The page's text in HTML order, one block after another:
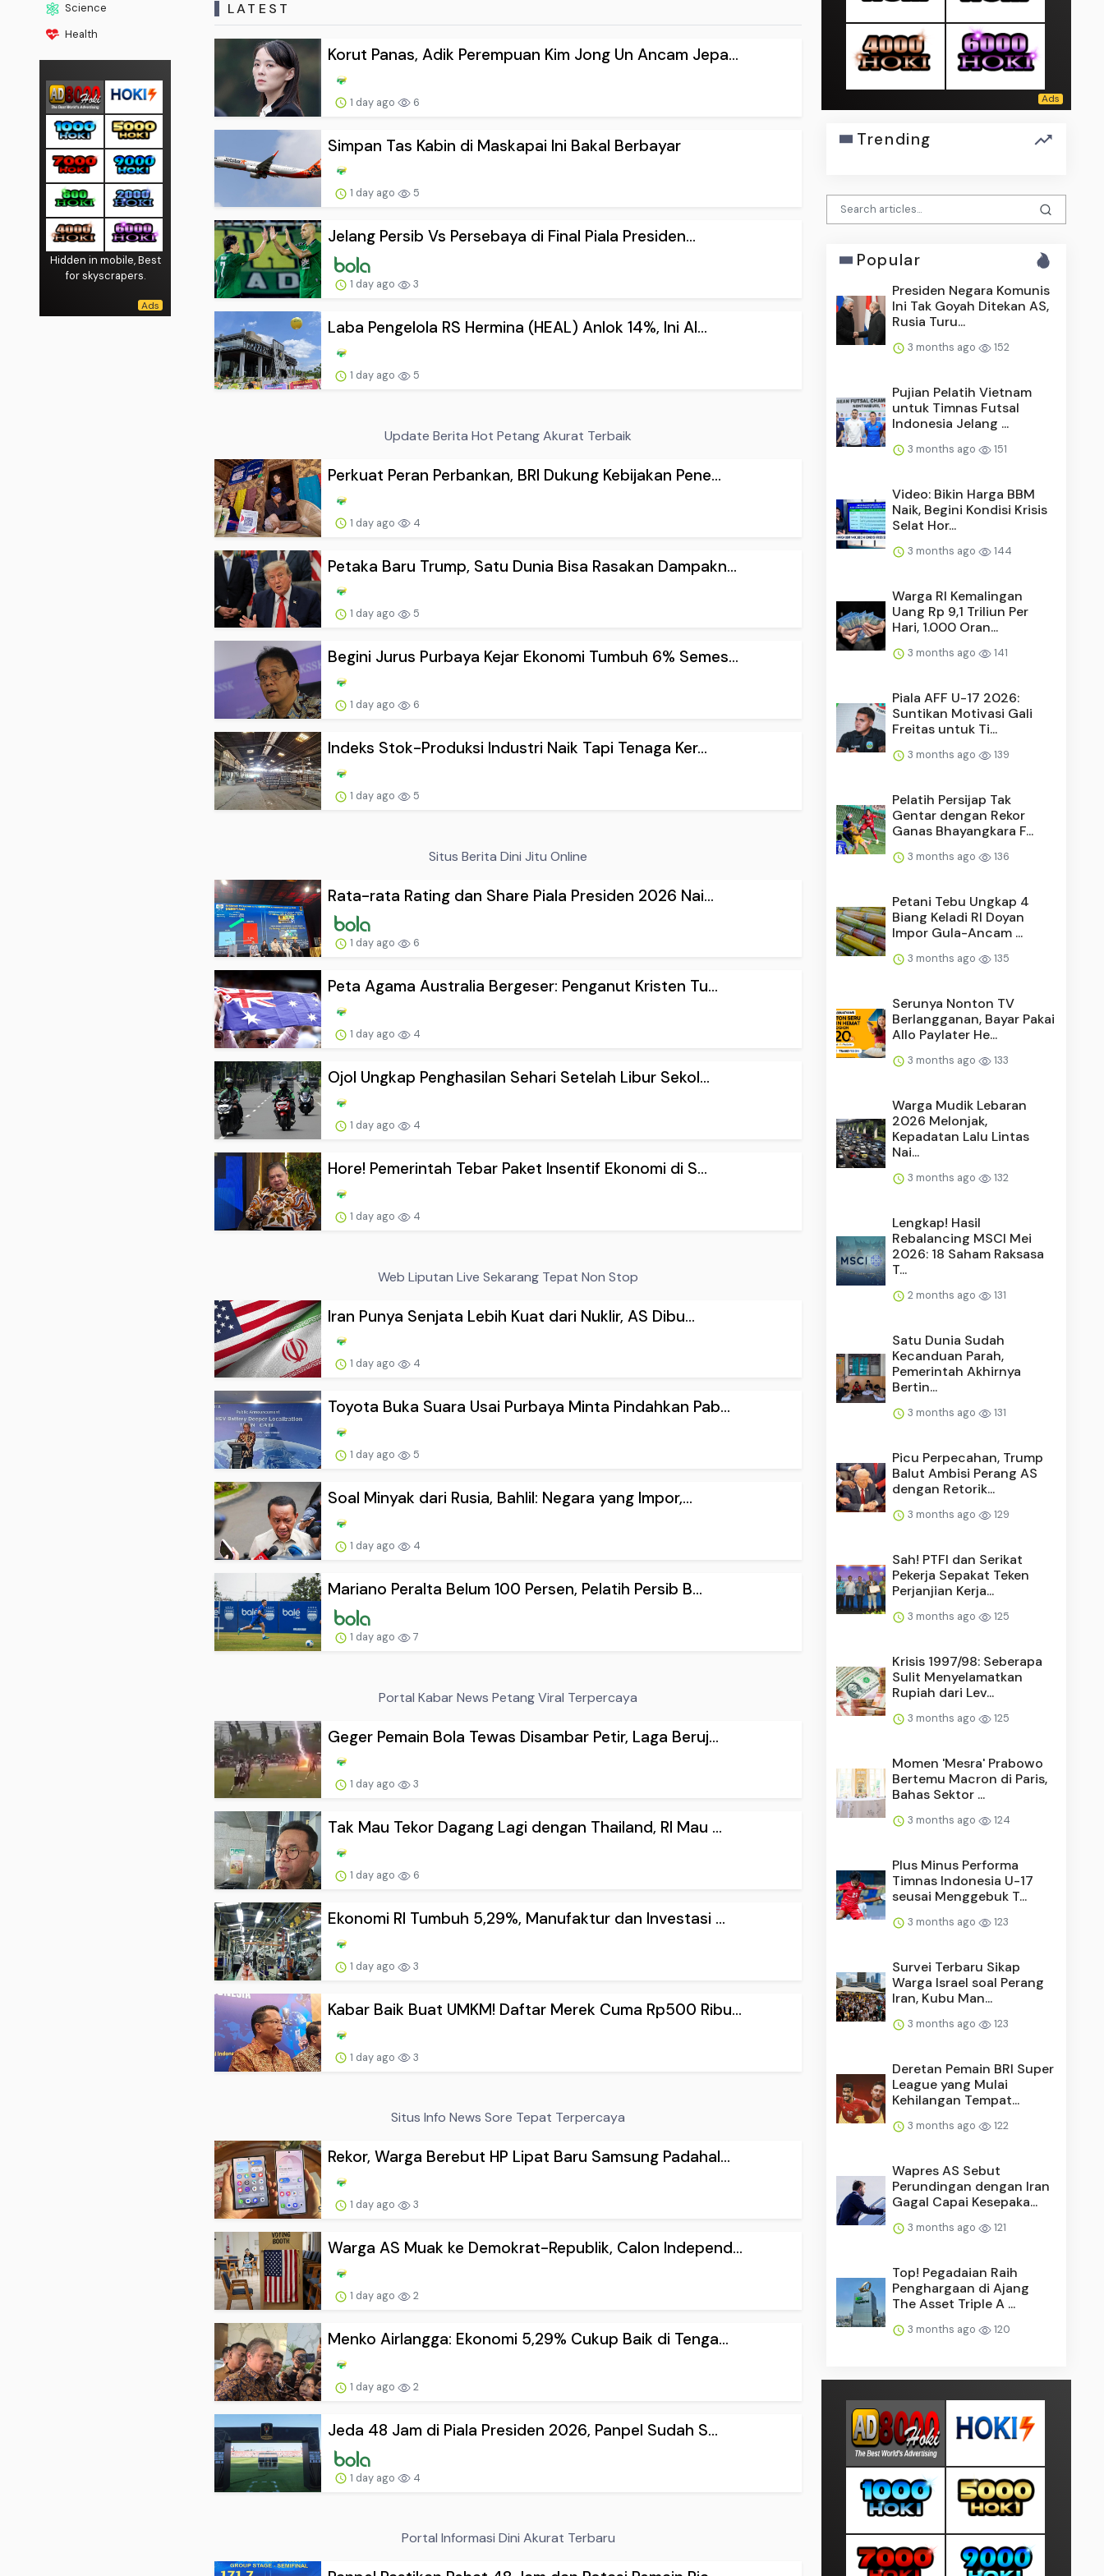
Science
Health
Hidden in mobile, Best
for skyscrapers.
LATEST
Korut Panas, Adik Perempuan Kim Jong Un Ancam Jepa...
1 day ago 6
Simpan Tas Kabin di Maskapai Ini Bakal Berbayar
1 day ago 5
Jelang Persib Vs Persebaya di Final Piala Presiden...
1 day ago 3
Laba Pengelola RS Hermina (HEAL) Anlok 14%, Ini Al...
1 day ago 5
Update Berita Hot Petang Akurat Terbaik
Perkuat Peran Perbankan, BRI Dukung Kebijakan Pene...
1 day ago 4
Petaka Baru Trump, Satu Dunia Bisa Rasakan Dampakn...
1 day ago 5
Begini Jurus Purbaya Kejar Ekonomi Tumbuh 6% Semes...
1 day ago 6
Indeks Stok-Produksi Industri Naik Tapi Tenaga Ker...
1 day ago 5
Situs Berita Dini Jitu Online
Rata-rata Rating dan Share Piala Presiden 2026 Nai...
1 day ago 6
Peta Agama Australia Bergeser: Penganut Kristen Tu...
1 day ago 4
Ojol Ungkap Penghasilan Sehari Setelah Libur Sekol...
1 day ago 4
Hore! Pemerintah Tebar Paket Insentif Ekonomi di S...
1 day ago 4
Web Liputan Live Sekarang Tepat Non Stop
Iran Punya Senjata Lebih Kuat dari Nuklir, AS Dibu...
1 day ago 4
Toyota Buka Suara Usai Purbaya Minta Pindahkan Pab...
1 day ago 5
Soal Minyak dari Rusia, Bahlil: Negara yang Impor,...
1 day ago 4
Mariano Peralta Belum 100 Persen, Pelatih Persib B...
1 day ago 7
Portal Kabar News Petang Viral Terpercaya
Geger Pemain Bola Tewas Disambar Petir, Laga Beruj...
1 day ago 3
Tak Mau Tekor Dagang Lagi dengan Thailand, RI Mau ...
1 day ago 6
Ekonomi RI Tumbuh 5,29%, Manufaktur dan Investasi ...
1 day ago 3
Kabar Baik Buat UMKM! Daftar Merek Cuma Rp500 Ribu...
1 day ago 3
Situs Info News Sore Tepat Terpercaya
Rekor, Warga Berebut HP Lipat Baru Samsung Padahal...
1 day ago 3
Warga AS Muak ke Demokrat-Republik, Calon Independ...
1 day ago 2
Menko Airlangga: Ekonomi 5,29% Cukup Baik di Tenga...
1 day ago 2
Jeda 48 Jam di Piala Presiden 2026, Panpel Sudah S...
1 day ago 4
Portal Informasi Dini Akurat Terbaru
Trending
Popular
Presiden Negara Komunis
Ini Tak Goyah Ditekan AS,
Rusia Turu...
3 months ago 152
Pujian Pelatih Vietnam
untuk Timnas Futsal
Indonesia Jelang ...
3 months ago 151
Video: Bikin Harga BBM
Naik, Begini Kondisi Krisis
Selat Hor...
3 months ago 144
Warga RI Kemalingan
Uang Rp 9,1 Triliun Per
Hari, 1.000 Oran...
3 months ago 141
Piala AFF U-17 2026:
Suntikan Motivasi Gali
Freitas untuk Ti...
3 months ago 139
Pelatih Persijap Tak
Gentar dengan Rekor
Ganas Bhayangkara F...
3 months ago 136
Petani Tebu Ungkap 4
Biang Keladi RI Doyan
Impor Gula-Ancam ...
3 months ago 135
Serunya Nonton TV
Berlangganan, Bayar Pakai
Allo Paylater He...
3 months ago 133
Warga Mudik Lebaran
2026 Melonjak,
Kepadatan Lalu Lintas
Nai...
3 months ago 132
Lengkap! Hasil
Rebalancing MSCI Mei
2026: 18 Saham Raksasa
T...
2 months ago 131
Satu Dunia Sudah
Kecanduan Parah,
Pemerintah Akhirnya
Bertin...
3 months ago 131
Picu Perpecahan, Trump
Balut Ambisi Perang AS
dengan Retorik...
3 months ago 129
Sah! PTFI dan Serikat
Pekerja Sepakat Teken
Perjanjian Kerja...
3 months ago 125
Krisis 1997/98: Seberapa
Sulit Menyelamatkan
Rupiah dari Lev...
3 months ago 125
Momen 'Mesra' Prabowo
Bertemu Macron di Paris,
Bahas Sektor ...
3 months ago 124
Plus Minus Performa
Timnas Indonesia U-17
seusai Menggebuk T...
3 months ago 123
Survei Terbaru Sikap
Warga Israel soal Perang
Iran, Kubu Man...
3 months ago 123
Deretan Pemain BRI Super
League yang Mulai
Kehilangan Tempat...
3 months ago 122
Wapres AS Sebut
Perundingan dengan Iran
Gagal Capai Kesepaka...
3 months ago 121
Top! Pegadaian Raih
Penghargaan di Ajang
The Asset Triple A ...
3 months ago 120